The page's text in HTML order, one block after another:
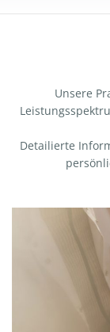
Unsere
Detailierte